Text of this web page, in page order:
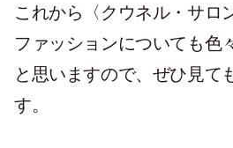
これから〈クウネル・サロ
ファッションについても色
と思いますので、ぜひ見て
す。